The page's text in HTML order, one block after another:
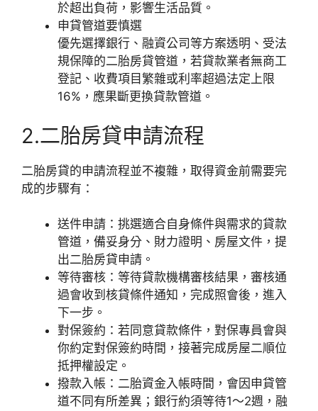
於超出負荷，影響生活品質。
申貸管道要慎選
優先選擇銀行、融資公司等方案透明、受法
規保障的二胎房貸管道，若貸款業者無商工
登記、收費項目繁雜或利率超過法定上限
16%，應果斷更換貸款管道。
2.二胎房貸申請流程
二胎房貸的申請流程並不複雜，取得資金前需要完
成的步驟有：
送件申請：挑選適合自身條件與需求的貸款
管道，備妥身分、財力證明、房屋文件，提
出二胎房貸申請。
等待審核：等待貸款機構審核結果，審核通
過會收到核貸條件通知，完成照會後，進入
下一步。
對保簽約：若同意貸款條件，對保專員會與
你約定對保簽約時間，接著完成房屋二順位
抵押權設定。
撥款入帳：二胎資金入帳時間，會因申貸管
道不同有所差異；銀行約須等待1～2週，融